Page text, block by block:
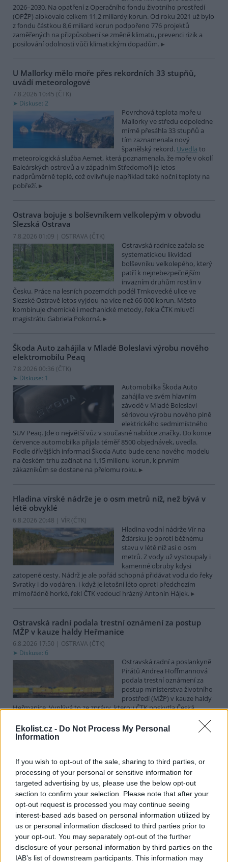
Ekolist.cz - Do Not Process My Personal
Information
If you wish to opt-out of the sale, sharing to third parties, or
processing of your personal or sensitive information for
targeted advertising by us, please use the below opt-out
section to confirm your selection. Please note that after your
opt-out request is processed you may continue seeing
interest-based ads based on personal information utilized by
us or personal information disclosed to third parties prior to
your opt-out. You may separately opt-out of the further
disclosure of your personal information by third parties on the
IAB’s list of downstream participants. This information may
2026–2030. Na opatření z Operačního fondu životního prostředí
(OPŽP) alokovalo celkem 11,2 miliardy korun. Od roku 2021 už bylo
z fondu částkou 8,6 miliard korun podpořeno 776 projektů
zaměřených na přizpůsobení se změně klimatu, prevenci rizik a
posilování odolnosti vůči klimatickým dopadům.
U Mallorky mělo moře přes rekordních 33 stupňů,
uvádí meteorologové
7.8.2026 10:45 (ČTK)
Diskuse: 2
Povrchová teplota moře u
Mallorky ve středu odpoledne
mírně přesáhla 33 stupňů a
tím zaznamenala nový
španělský rekord. Uvedla to
meteorologická služba Aemet, která poznamenala, že moře v okolí
Baleárských ostrovů a v západním Středomoří je letos
nadprůměrně teplé, což ovlivňuje například také noční teploty na
pobřeží.
Ostrava bojuje s bolševníkem velkolepým v obvodu
Slezská Ostrava
7.8.2026 01:09 | OSTRAVA (ČTK)
Ostravská radnice začala se
systematickou likvidací
bolševníku velkolepého, který
patří k nejnebezpečnějším
invazním druhům rostlin v
Česku. Práce na lesních pozemcích podél Trnkovecké ulice ve
Slezské Ostravě letos vyjdou na více než 66 000 korun. Město
kombinuje chemické i mechanické metody, řekla ČTK mluvčí
magistrátu Gabriela Pokorná.
Škoda Auto zahájila v Mladé Boleslavi výrobu nového
elektromobilu Peaq
7.8.2026 00:36 (ČTK)
Diskuse: 1
Automobilka Škoda Auto
zahájila ve svém hlavním
závodě v Mladé Boleslavi
sériovou výrobu nového plně
elektrického sedmimístného
SUV Peaq. Jde o největší vůz v současné nabídce značky. Do konce
července automobilka přijala téměř 8500 objednávek, uvedla.
Podle dřívějších informací Škoda Auto bude cena nového modelu
na českém trhu začínat na 1,15 milionu korun, k prvním
zákazníkům se dostane na přelomu roku.
Hladina vírské nádrže je o osm metrů níž, než bývá v
létě obvyklé
6.8.2026 20:48 | VÍR (ČTK)
Hladina vodní nádrže Vír na
Žďársku je oproti běžnému
stavu v létě níž asi o osm
metrů. Z vody už vystoupaly i
kamenné obruby kdysi
zatopené cesty. Nádrž je ale pořád schopná přidávat vodu do řeky
Svratky i do vodáren, i když je letošní léto oproti předchozím
mimořádně horké, řekl ČTK vedoucí hrázný Antonín Hájek.
Ostravská radní podala trestní oznámení za postup
MŽP v kauze haldy Heřmanice
6.8.2026 17:50 | OSTRAVA (ČTK)
Diskuse: 6
Ostravská radní a poslankyně
Pirátů Andrea Hoffmannová
podala trestní oznámení za
postup ministerstva životního
prostředí (MŽP) v kauze haldy
Heřmanice. Vyplývá to ze zprávy, kterou ČTK poskytla Česká
případu České inspekci životního prostředí (ČIŽP) a zastavení řízení.
Hoffmannová ČTK sdělila, že trestní oznámení podala proti dosud
zjištěna prověřováním. Stanovisko MŽP a ČIŽP ČTK shání.
Ředitelé odborů i mluvčí se z ČIŽP rozhodli odejít z
vlastní vůle, řekl Straka
6.8.2026 15:22 (ČTK)
Ředitel odboru vnitřních
služeb Matěj Mrlina, vedoucí
služebního úřadu Oldřich
Jarolím a tisková mluvčí Miriam